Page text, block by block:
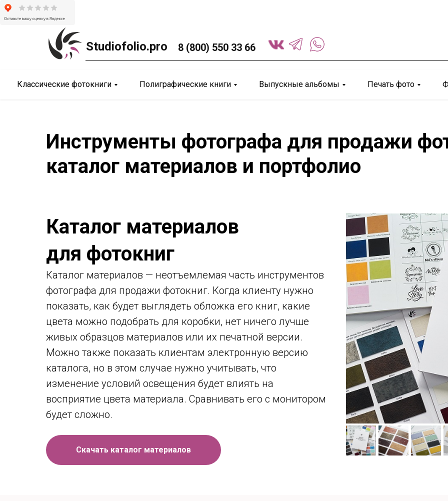
Studiofolio.pro 8 (800) 550 33 66
Классические фотокниги Полиграфические книги Выпускные альбомы Печать фото
Инструменты фотографа для продажи
каталог материалов и портфолио
Каталог материалов
для фотокниг
Каталог материалов — неотъемлемая часть инструментов
фотографа для продажи фотокниг. Когда клиенту нужно
показать, как будет выглядеть обложка его книг, какие
цвета можно подобрать для коробки, нет ничего лучше
живых образцов материалов или их печатной версии.
Можно также показать клиентам электронную версию
каталога, но в этом случае нужно учитывать, что
изменение условий освещения будет влиять на
восприятие цвета материала. Сравнивать его с монитором
будет сложно.
Скачать каталог материалов